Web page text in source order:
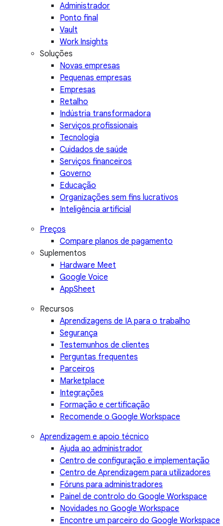
Administrador
Ponto final
Vault
Work Insights
Soluções
Novas empresas
Pequenas empresas
Empresas
Retalho
Indústria transformadora
Serviços profissionais
Tecnologia
Cuidados de saúde
Serviços financeiros
Governo
Educação
Organizações sem fins lucrativos
Inteligência artificial
Preços
Compare planos de pagamento
Suplementos
Hardware Meet
Google Voice
AppSheet
Recursos
Aprendizagens de IA para o trabalho
Segurança
Testemunhos de clientes
Perguntas frequentes
Parceiros
Marketplace
Integrações
Formação e certificação
Recomende o Google Workspace
Aprendizagem e apoio técnico
Ajuda ao administrador
Centro de configuração e implementação
Centro de Aprendizagem para utilizadores
Fóruns para administradores
Painel de controlo do Google Workspace
Novidades no Google Workspace
Encontre um parceiro do Google Workspace